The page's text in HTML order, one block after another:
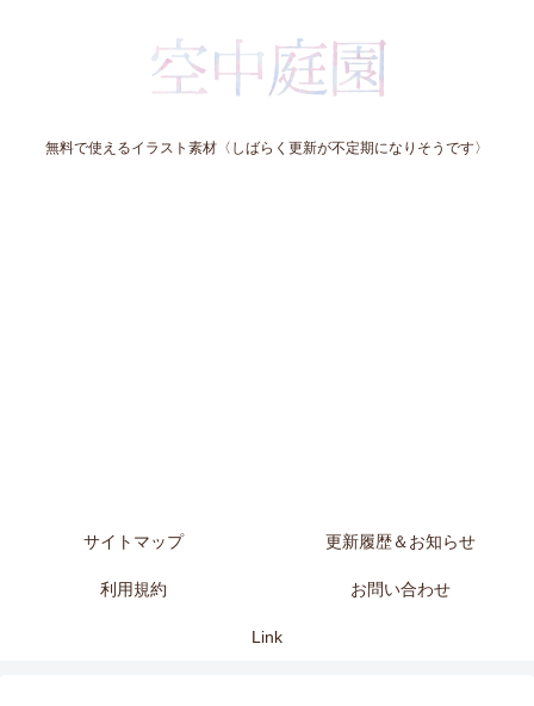
無料で使えるイラスト素材〈しばらく更新が不定期になりそうです〉
サイトマップ 更新履歴＆お知らせ
利用規約 お問い合わせ
Link